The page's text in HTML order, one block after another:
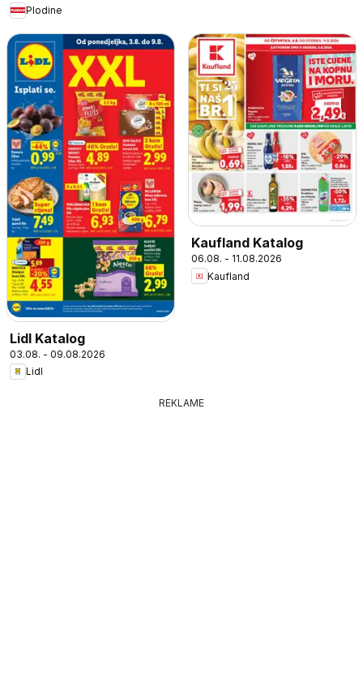
Plodine
Lidl Katalog
03.08. - 09.08.2026
Lidl
Kaufland Katalog
06.08. - 11.08.2026
Kaufland
REKLAME